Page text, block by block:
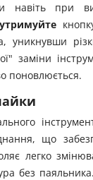
навіть при
уникнувши
заміни
поновлюється.
що
легко
без